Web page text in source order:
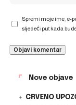
Spremi moje ime, e-
sljedeći put kada
Nove objave
CRVENO